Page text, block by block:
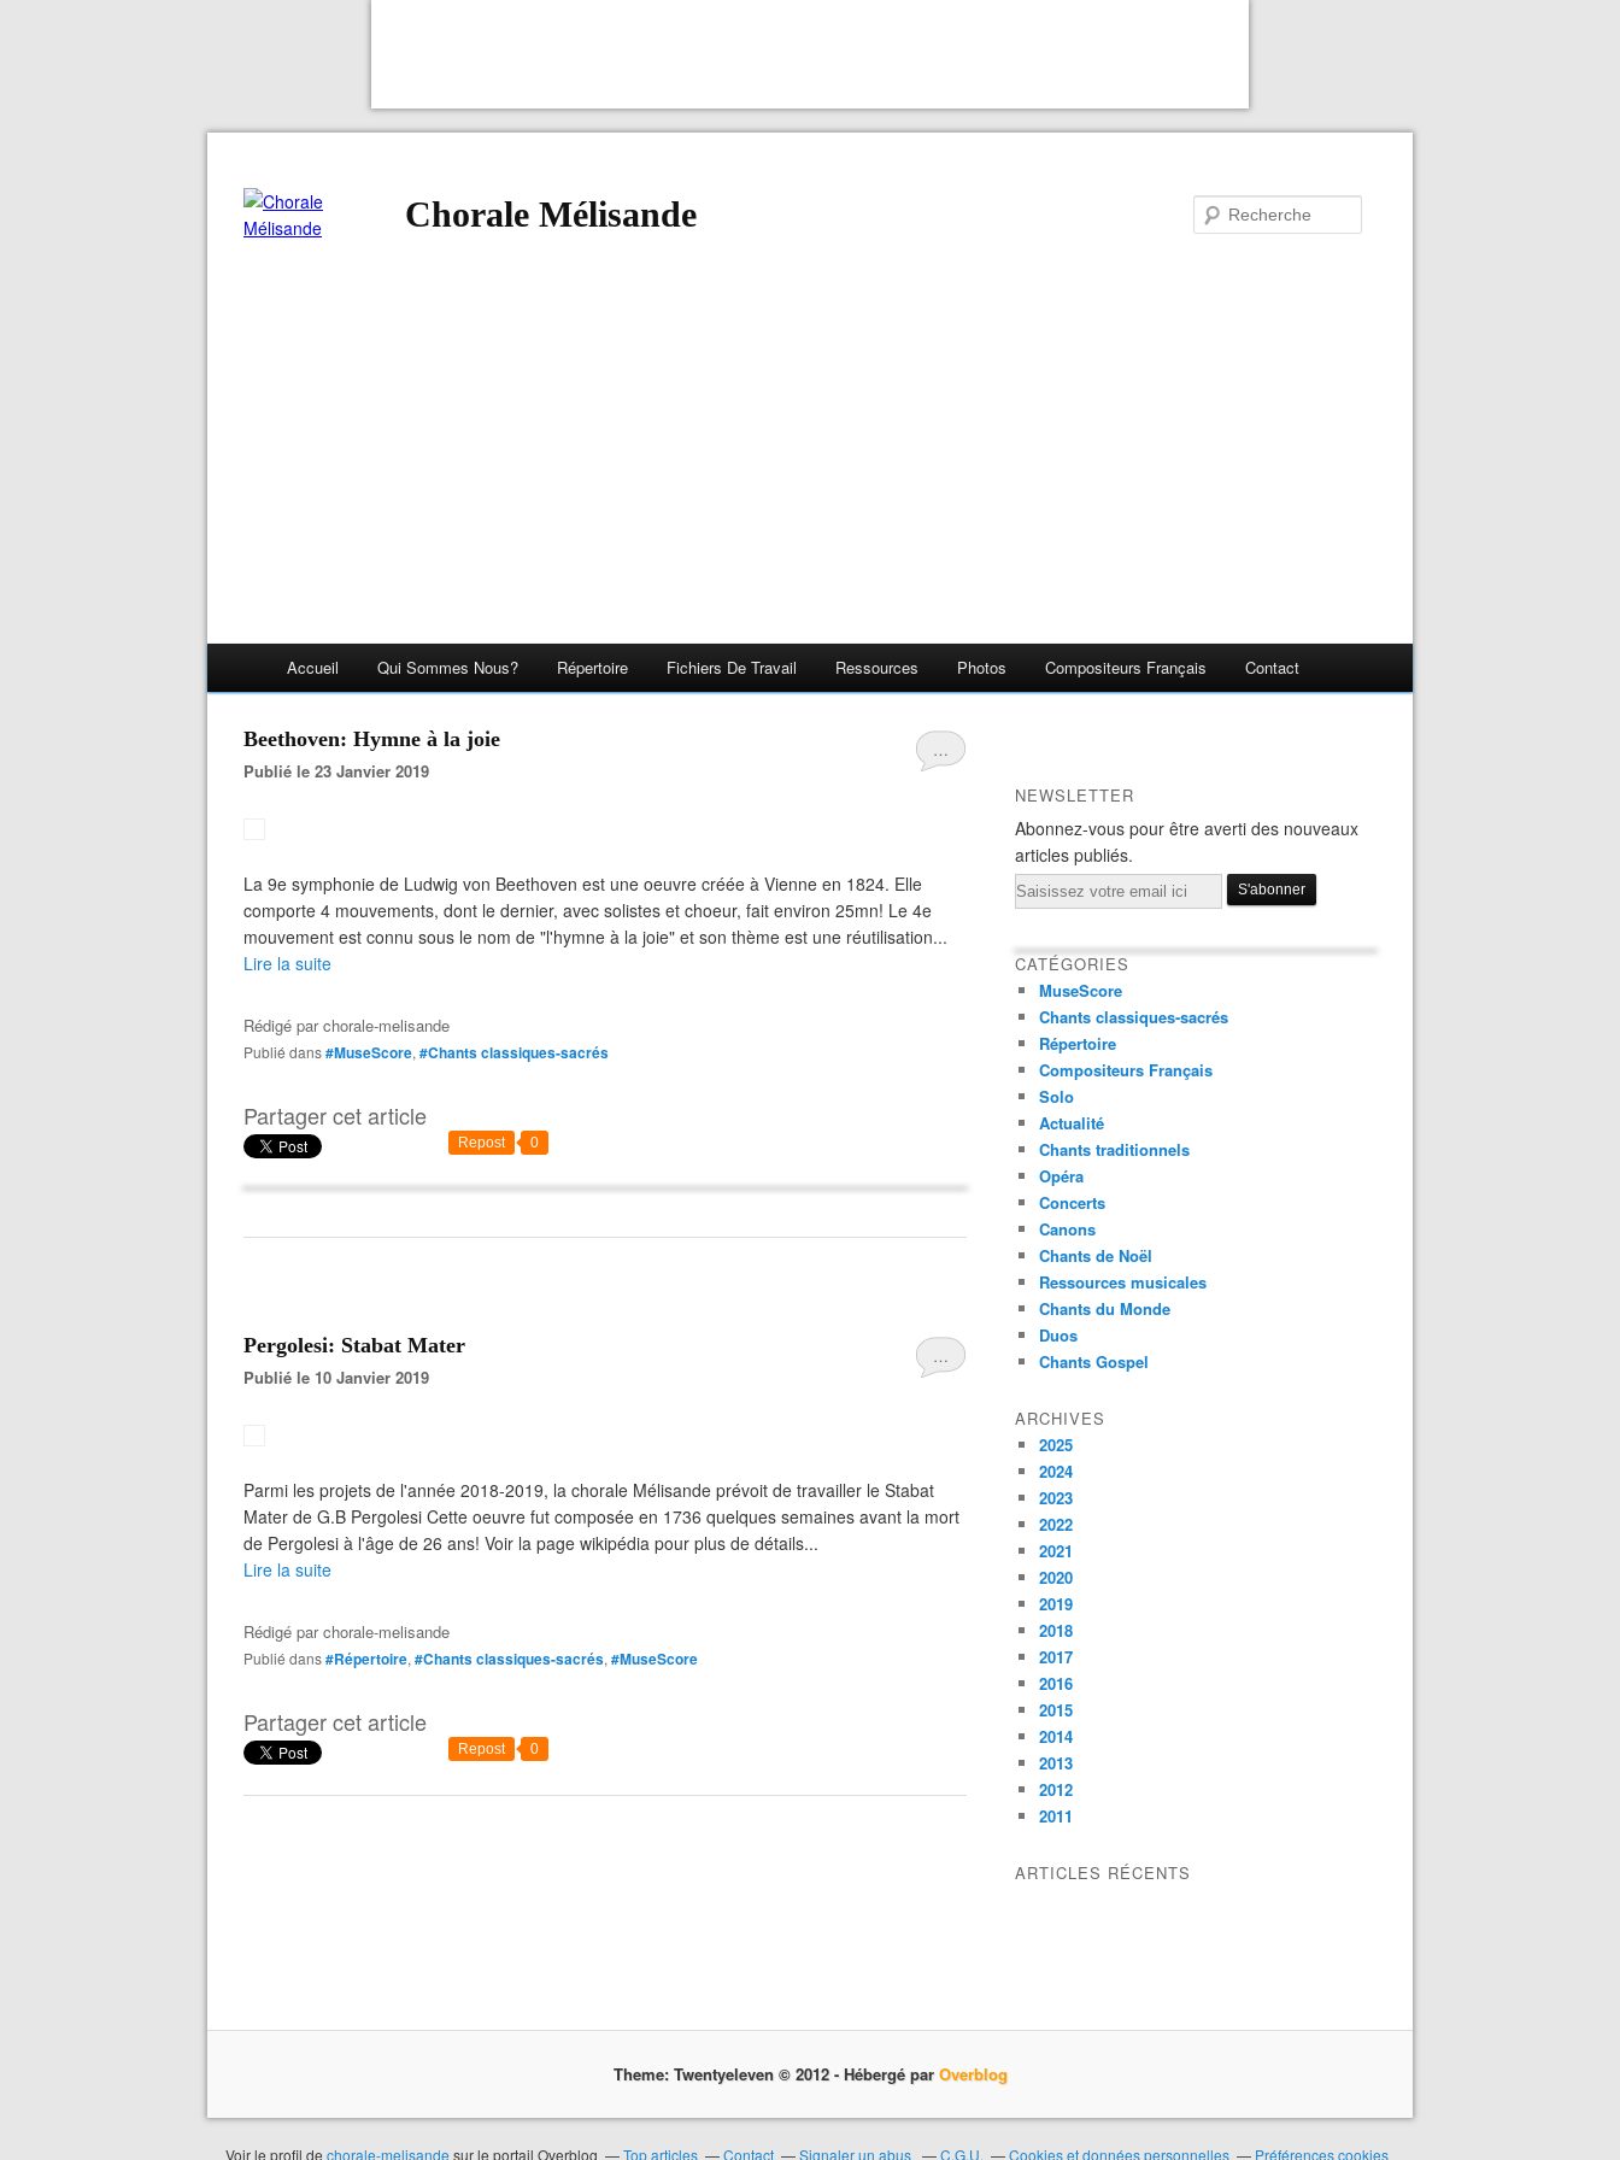
Chorale Mélisande
Accueil Qui Sommes Nous? Répertoire Fichiers De Travail Ressources Photos Compositeurs Français Contact
…
Beethoven: Hymne à la joie
Publié le 23 Janvier 2019
La 9e symphonie de Ludwig von Beethoven est une oeuvre créée à Vienne en 1824. Elle
comporte 4 mouvements, dont le dernier, avec solistes et choeur, fait environ 25mn! Le 4e
mouvement est connu sous le nom de "l'hymne à la joie" et son thème est une réutilisation...
Lire la suite
Rédigé parchorale-melisande
Publié dans#MuseScore, #Chants classiques-sacrés
Partager cet article
Repost 0
…
Pergolesi: Stabat Mater
Publié le 10 Janvier 2019
Parmi les projets de l'année 2018-2019, la chorale Mélisande prévoit de travailler le Stabat
Mater de G.B Pergolesi Cette oeuvre fut composée en 1736 quelques semaines avant la mort
de Pergolesi à l'âge de 26 ans! Voir la page wikipédia pour plus de détails...
Lire la suite
Rédigé parchorale-melisande
Publié dans#Répertoire, #Chants classiques-sacrés, #MuseScore
Partager cet article
Repost 0
NEWSLETTER
Abonnez-vous pour être averti des nouveaux
articles publiés.
Email
CATÉGORIES
MuseScore
Chants classiques-sacrés
Répertoire
Compositeurs Français
Solo
Actualité
Chants traditionnels
Opéra
Concerts
Canons
Chants de Noël
Ressources musicales
Chants du Monde
Duos
Chants Gospel
ARCHIVES
2025
2024
2023
2022
2021
2020
2019
2018
2017
2016
2015
2014
2013
2012
2011
ARTICLES RÉCENTS
Theme: Twentyeleven © 2012 - Hébergé par Overblog
Voir le profil de chorale-melisande sur le portail Overblog Top articles Contact Signaler un abus C.G.U. Cookies et données personnelles Préférences cookies